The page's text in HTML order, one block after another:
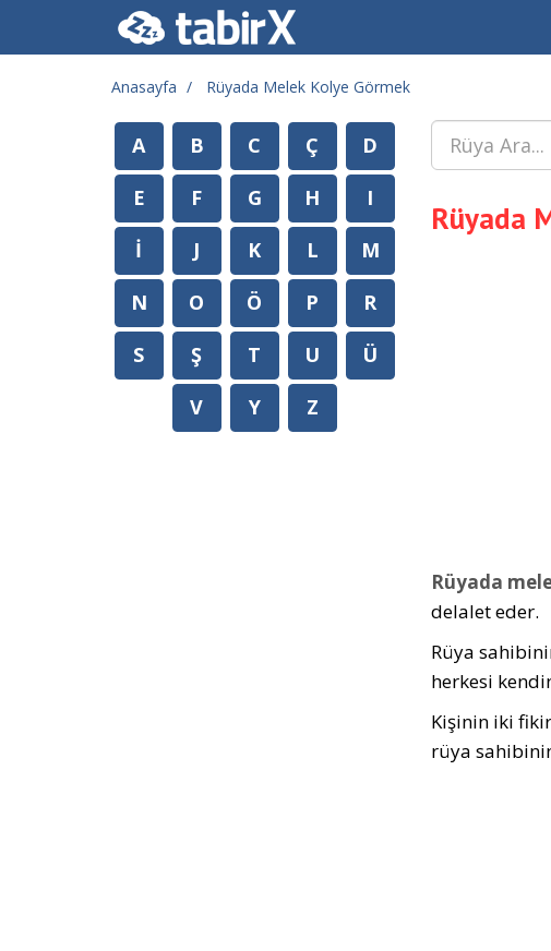
Anasayfa Rüyada Melek Kolye Görmek
Rüyada
Rüyada
delalet eder.
Rüya
herkesi
Kişinin iki
rüya
A B C Ç
D
E
F G H
I
İ
J K L
M
N
O Ö P
R
S
Ş T U
Ü
V
Y Z